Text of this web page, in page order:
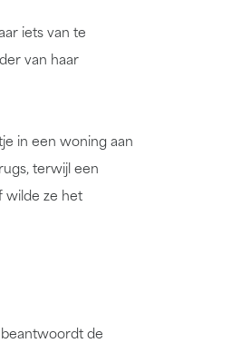
iets van te
van haar
in een woning aan
terwijl een
wilde ze het
de